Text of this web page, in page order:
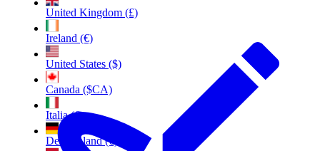
United Kingdom (£)
Ireland (€)
United States ($)
Canada ($CA)
Italia (€)
Deutschland (€)